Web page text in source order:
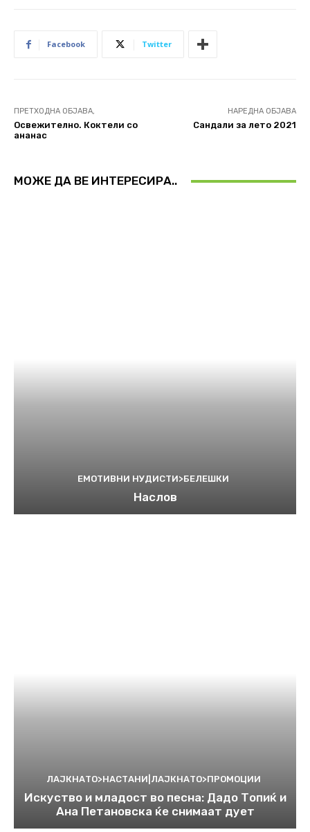
Facebook Twitter
ПРЕТХОДНА ОБЈАВА,
Освежително. Коктели со
ананас
НАРЕДНА ОБЈАВА
Сандали за лето 2021
МОЖЕ ДА ВЕ ИНТЕРЕСИРА..
ЕМОТИВНИ НУДИСТИ>БЕЛЕШКИ
Наслов
ЛАЈКНАТО>НАСТАНИ|ЛАЈКНАТО>ПРОМОЦИИ
Искуство и младост во песна: Дадо Топиќ и
Ана Петановска ќе снимаат дует